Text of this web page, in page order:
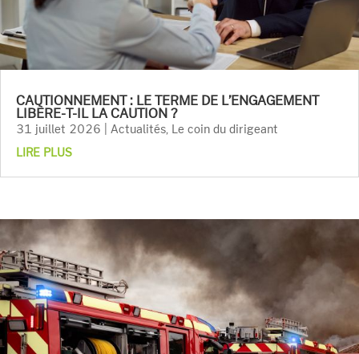
CAUTIONNEMENT : LE TERME DE L’ENGAGEMENT
LIBÈRE-T-IL LA CAUTION ?
31 juillet 2026 Actualités
Le coin du dirigeant
LIRE PLUS